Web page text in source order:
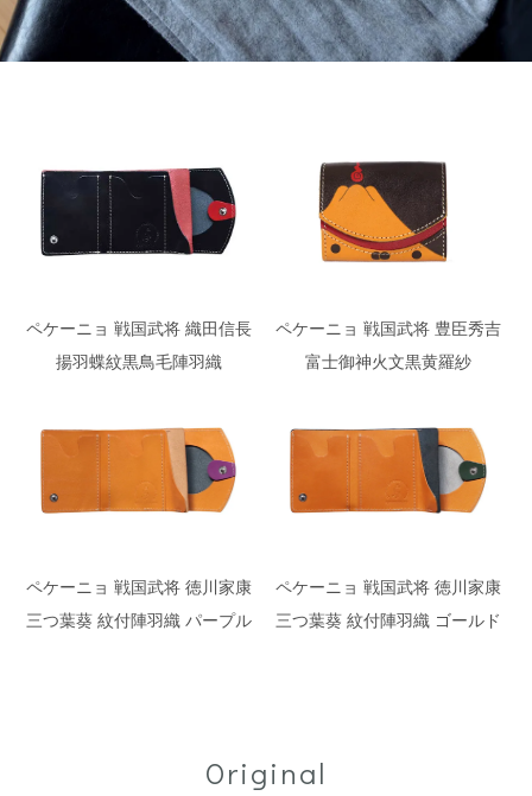
ペケーニョ 戦国武将 織田信長
揚羽蝶紋黒鳥毛陣羽織
ペケーニョ 戦国武将 豊臣秀吉
富士御神火文黒黄羅紗
ペケーニョ 戦国武将 徳川家康
三つ葉葵 紋付陣羽織 パープル
ペケーニョ 戦国武将 徳川家康
三つ葉葵 紋付陣羽織 ゴールド
Original